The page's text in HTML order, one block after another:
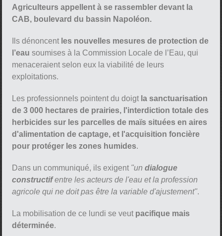
Agriculteurs appellent à se rassembler devant la
CAB, boulevard du bassin Napoléon.
Ils dénoncent les nouvelles mesures de protection de
l’eau soumises à la Commission Locale de l’Eau, qui
menaceraient selon eux la viabilité de leurs
exploitations.
Les professionnels pointent du doigt la sanctuarisation
de 3 000 hectares de prairies, l'interdiction totale des
herbicides sur les parcelles de maïs situées en aires
d'alimentation de captage, et l'acquisition foncière
pour protéger les zones humides.
Dans un communiqué, ils exigent "undialogue
constructifentre les acteurs de l'eau et la profession
agricole qui ne doit pas être la variable d'ajustement".
La mobilisation de ce lundi se veut pacifique mais
déterminée.